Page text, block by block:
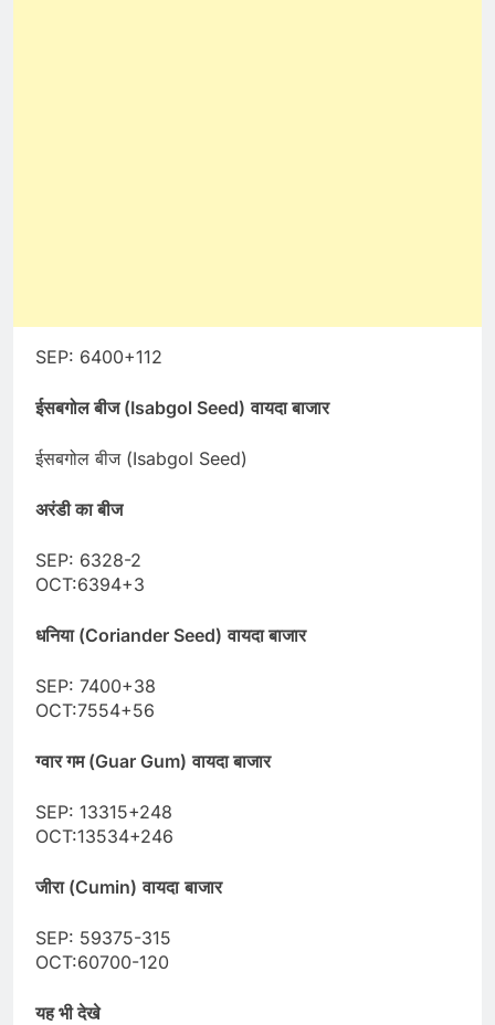
SEP: 6400+112
ईसबगोल बीज (Isabgol Seed) वायदा बाजार
ईसबगोल बीज (Isabgol Seed)
अरंडी का बीज
SEP: 6328-2
OCT:6394+3
धनिया (Coriander Seed) वायदा बाजार
SEP: 7400+38
OCT:7554+56
ग्वार गम (Guar Gum) वायदा बाजार
SEP: 13315+248
OCT:13534+246
जीरा (Cumin) वायदा बाजार
SEP: 59375-315
OCT:60700-120
यह भी देखे